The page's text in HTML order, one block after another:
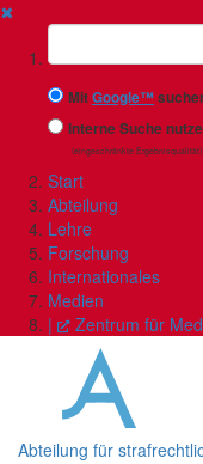
✖
Suchbegriff
MitGoogle™
Interne Suche
(eingeschränkte Ergebnisqualität)
Start
Abteilung
Lehre
Forschung
Internationales
Medien
|
Zentrum für
Abteilung für